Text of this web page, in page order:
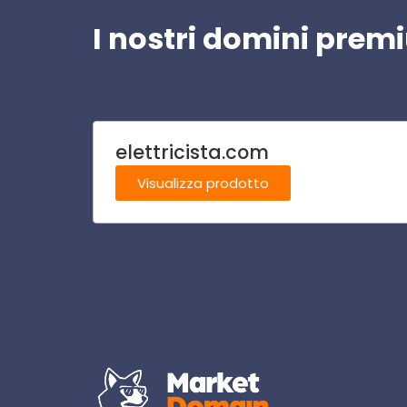
I nostri domini
elettricista.com
Visualizza prodotto